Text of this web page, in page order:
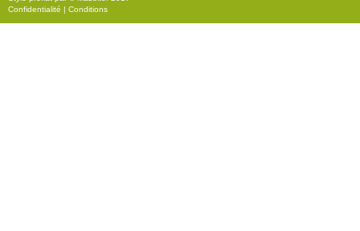
r
Confidentialité | Conditions